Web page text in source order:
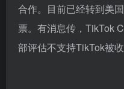
四是美国立法封禁
重提“TikTok封禁”事宜
法案”，若此法案成为正